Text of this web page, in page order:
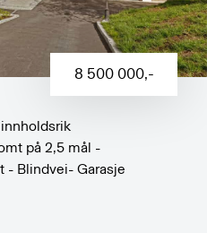
8 500 000,-
på 2,5 mål -
- Blindvei- Garasje